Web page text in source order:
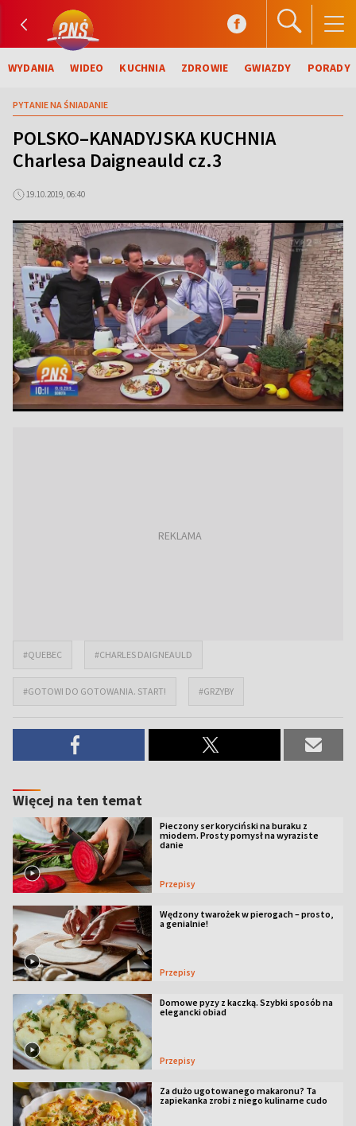
WYDANIA WIDEO KUCHNIA ZDROWIE GWIAZDY PORADY
PYTANIE NA ŚNIADANIE
POLSKO–KANADYJSKA KUCHNIA
Charlesa Daigneauld cz.3
19.10.2019, 06:40
#QUEBEC #CHARLES DAIGNEAULD
#GOTOWI DO GOTOWANIA. START! #GRZYBY
Więcej na ten temat
Pieczony ser koryciński na buraku z
miodem. Prosty pomysł na wyraziste
danie
Przepisy
Wędzony twarożek w pierogach – prosto,
a genialnie!
Przepisy
Domowe pyzy z kaczką. Szybki sposób na
elegancki obiad
Przepisy
Za dużo ugotowanego makaronu? Ta
zapiekanka zrobi z niego kulinarne cudo